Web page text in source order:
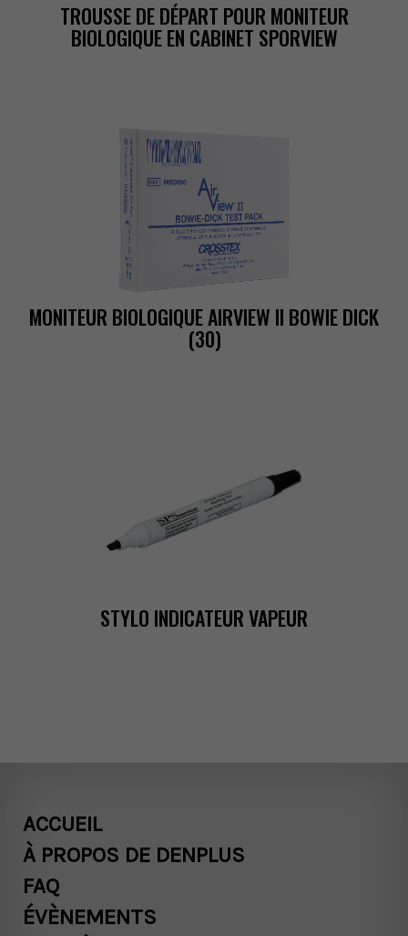
TROUSSEDEDÉPARTPOURMONITEUR
BIOLOGIQUEENCABINETSPORVIEW
MONITEURBIOLOGIQUEAIRVIEWIIBOWIEDICK
(30)
STYLOINDICATEURVAPEUR
ACCUEIL
ÀPROPOSDEDENPLUS
FAQ
ÉVÈNEMENTS